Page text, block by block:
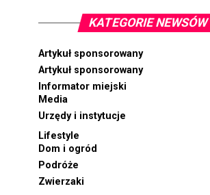
KATEGORIE NEWSÓW
Artykuł sponsorowany
Artykuł sponsorowany
Informator miejski
Media
Urzędy i instytucje
Lifestyle
Dom i ogród
Podróże
Zwierzaki